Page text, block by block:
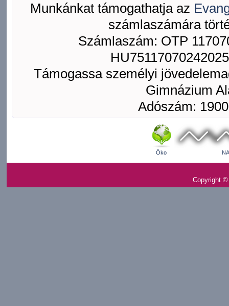
Munkánkat támogathatja az
számlaszámára
Számlaszám: OTP
Támogassa személyi
Gimnázium
Adószám:
Öko
Copyright